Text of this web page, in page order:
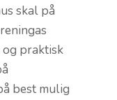
skal på
og praktisk
best mulig